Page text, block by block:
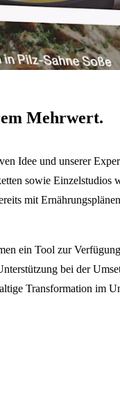
Mehrwert.
Idee und unserer
sowie Einzelstudios
mit
ein Tool zur
bei der
Transformation im